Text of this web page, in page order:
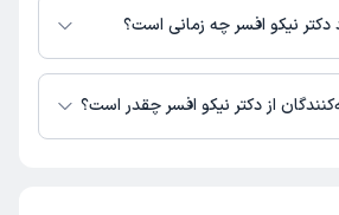
دقیق‌تر، لطفاً با مطب تماس بگیرید.
دکتر نیکو افسر چه زمانی است؟
با هماهنگی مطب مشخص می‌شود.
از دکتر نیکو افسر چقدر است؟